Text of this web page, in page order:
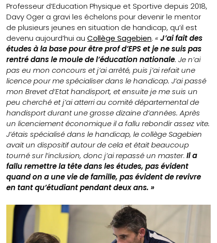
Professeur d’Education Physique et Sportive depuis 2018,
Davy Oger a gravi les échelons pour devenir le mentor
de plusieurs jeunes en situation de handicap, qu’il est
devenu aujourd’hui auCollège Sagebien.«J’ai fait des
études à la base pour être prof d’EPS et je ne suis pas
rentré dans le moule de l’éducation nationale. Je n’ai
pas eu mon concours et j’ai arrêté, puis j’ai refait une
licence pour me spécialiser dans le handicap. J’ai passé
mon Brevet d’Etat handisport, et ensuite je me suis un
peu cherché et j’ai atterri au comité départemental de
handisport durant une grosse dizaine d’années. Après
un licenciement économique il a fallu rebondir assez vite.
J’étais spécialisé dans le handicap, le collège Sagebien
avait un dispositif autour de cela et était beaucoup
tourné sur l’inclusion, donc j’ai repassé un master. Il a
fallu remettre la tête dans les études, pas évident
quand on a une vie de famille, pas évident de revivre
en tant qu’étudiant pendant deux ans. »